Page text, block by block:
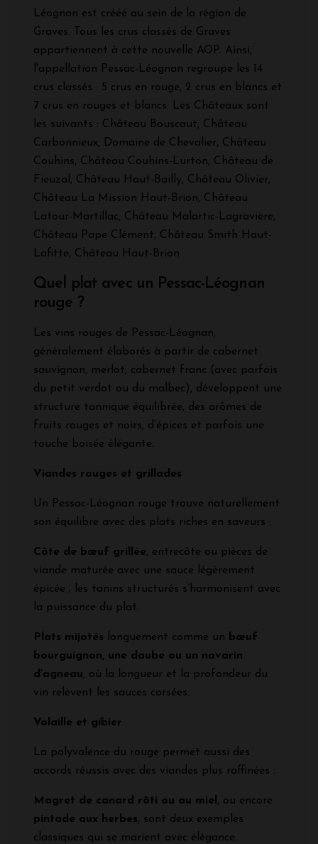
Léognan est crééé au sein de la région de
Graves. Tous les crus classés de Graves
appartiennent à cette nouvelle AOP. Ainsi,
l'appellation Pessac-Léognan regroupe les 14
crus classés : 5 crus en rouge, 2 crus en blancs et
7 crus en rouges et blancs. Les Châteaux sont
les suivants : Château Bouscaut, Château
Carbonnieux, Domaine de Chevalier, Château
Couhins, Château Couhins-Lurton, Château de
Fieuzal, Château Haut-Bailly, Château Olivier,
Château La Mission Haut-Brion, Château
Latour-Martillac, Château Malartic-Lagravière,
Château Pape Clément, Château Smith Haut-
Lafitte, Château Haut-Brion
Quel plat avec un Pessac-Léognan
rouge ?
Les vins rouges de Pessac-Léognan,
généralement élaborés à partir de cabernet
sauvignon, merlot, cabernet franc (avec parfois
du petit verdot ou du malbec), développent une
structure tannique équilibrée, des arômes de
fruits rouges et noirs, d’épices et parfois une
touche boisée élégante.
Viandes rouges et grillades
Un Pessac-Léognan rouge trouve naturellement
son équilibre avec des plats riches en saveurs :
Côte de bœuf grillée, entrecôte ou pièces de
viande maturée avec une sauce légèrement
épicée ; les tanins structurés s’harmonisent avec
la puissance du plat.
Plats mijotés longuement comme un
bœuf
bourguignon, une daube ou un navarin
d’agneau, où la longueur et la profondeur du
vin relèvent les sauces corsées.
Volaille et gibier
La polyvalence du rouge permet aussi des
accords réussis avec des viandes plus raffinées :
Magret de canard rôti ou au miel , ou encore
pintade aux herbes, sont deux exemples
classiques qui se marient avec élégance.